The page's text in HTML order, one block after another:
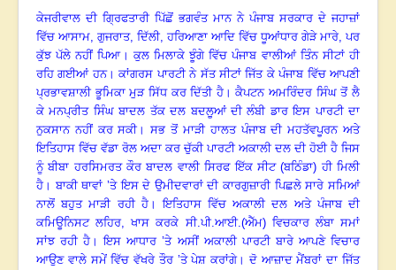
ਕੇਜਰੀਵਾਲ ਦੀ ਗ੍ਰਿਫਤਾਰੀ ਪਿੱਛੋਂ ਭਗਵੰਤ ਮਾਨ ਨੇ ਪੰਜਾਬ ਸਰਕਾਰ ਦੇ ਜਹਾਜ਼ਾਂ
ਵਿੱਚ ਆਸਾਮ, ਗੁਜਰਾਤ, ਦਿੱਲੀ, ਹਰਿਆਣਾ ਆਦਿ ਵਿੱਚ ਧੂਆਂਧਾਰ ਗੇੜੇ ਮਾਰੇ, ਪਰ
ਕੁੱਝ ਪੱਲੇ ਨਹੀਂ ਪਿਆ। ਕੁਲ ਮਿਲਾਕੇ ਝੂੰਗੇ ਵਿੱਚ ਪੰਜਾਬ ਵਾਲੀਆਂ ਤਿੰਨ ਸੀਟਾਂ ਹੀ
ਰਹਿ ਗਈਆਂ ਹਨ। ਕਾਂਗਰਸ ਪਾਰਟੀ ਨੇ ਸੱਤ ਸੀਟਾਂ ਜਿੱਤ ਕੇ ਪੰਜਾਬ ਵਿੱਚ ਆਪਣੀ
ਪ੍ਰਭਾਵਸ਼ਾਲੀ ਭੂਮਿਕਾ ਮੁੜ ਸਿੱਧ ਕਰ ਦਿੱਤੀ ਹੈ। ਕੈਪਟਨ ਅਮਰਿੰਦਰ ਸਿੰਘ ਤੋਂ ਲੈ
ਕੇ ਮਨਪ੍ਰੀਤ ਸਿੰਘ ਬਾਦਲ ਤੱਕ ਦਲ ਬਦਲੂਆਂ ਦੀ ਲੰਬੀ ਡਾਰ ਇਸ ਪਾਰਟੀ ਦਾ
ਨੁਕਸਾਨ ਨਹੀਂ ਕਰ ਸਕੀ। ਸਭ ਤੋਂ ਮਾੜੀ ਹਾਲਤ ਪੰਜਾਬ ਦੀ ਮਹਤੱਵਪੂਰਨ ਅਤੇ
ਇਤਿਹਾਸ ਵਿੱਚ ਵੱਡਾ ਰੋਲ ਅਦਾ ਕਰ ਚੁੱਕੀ ਪਾਰਟੀ ਅਕਾਲੀ ਦਲ ਦੀ ਹੋਈ ਹੈ ਜਿਸ
ਨੂੰ ਬੀਬਾ ਹਰਸਿਮਰਤ ਕੌਰ ਬਾਦਲ ਵਾਲੀ ਸਿਰਫ ਇੱਕ ਸੀਟ (ਬਠਿੰਡਾ) ਹੀ ਮਿਲੀ
ਹੈ। ਬਾਕੀ ਥਾਵਾਂ ’ਤੇ ਇਸ ਦੇ ਉਮੀਦਵਾਰਾਂ ਦੀ ਕਾਰਗੁਜ਼ਾਰੀ ਪਿਛਲੇ ਸਾਰੇ ਸਮਿਆਂ
ਨਾਲੋਂ ਬਹੁਤ ਮਾੜੀ ਰਹੀ ਹੈ। ਇਤਿਹਾਸ ਵਿੱਚ ਅਕਾਲੀ ਦਲ ਅਤੇ ਪੰਜਾਬ ਦੀ
ਕਮਿਊਨਿਸਟ ਲਹਿਰ, ਖਾਸ ਕਰਕੇ ਸੀ.ਪੀ.ਆਈ.(ਐੱਮ) ਵਿਚਕਾਰ ਲੰਬਾ ਸਮਾਂ
ਸਾਂਝ ਰਹੀ ਹੈ। ਇਸ ਆਧਾਰ ’ਤੇ ਅਸੀਂ ਅਕਾਲੀ ਪਾਰਟੀ ਬਾਰੇ ਆਪਣੇ ਵਿਚਾਰ
ਆਉਣ ਵਾਲੇ ਸਮੇਂ ਵਿੱਚ ਵੱਖਰੇ ਤੌਰ ’ਤੇ ਪੇਸ਼ ਕਰਾਂਗੇ। ਦੋ ਆਜ਼ਾਦ ਮੈਂਬਰਾਂ ਦਾ ਜਿੱਤ